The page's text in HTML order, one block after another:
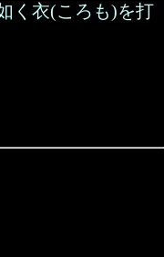
く衣(ころも)を打